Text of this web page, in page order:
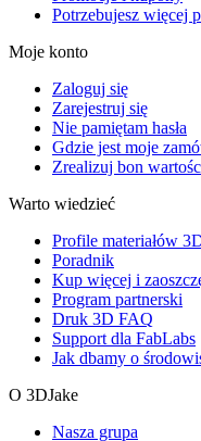
Potrzebujesz więcej
Moje konto
Zaloguj się
Zarejestruj się
Nie pamiętam hasła
Gdzie jest moje
Zrealizuj bon
Warto wiedzieć
Profile materiałów
Poradnik
Kup więcej i
Program partnerski
Druk 3D FAQ
Support dla FabLabs
Jak dbamy o
O 3DJake
Nasza grupa